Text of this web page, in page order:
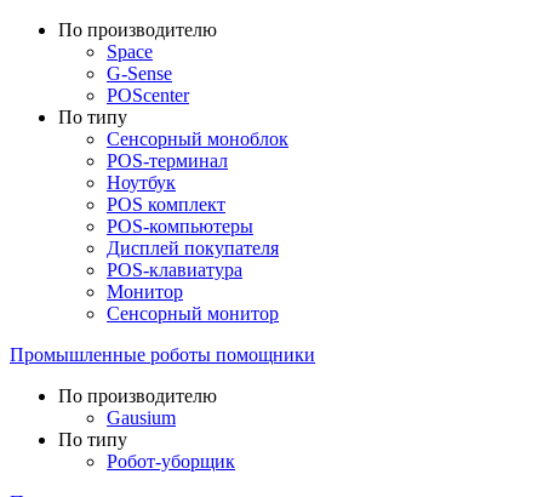
По производителю
Space
G-Sense
POScenter
По типу
Сенсорный моноблок
POS-терминал
Ноутбук
POS комплект
POS-компьютеры
Дисплей покупателя
POS-клавиатура
Монитор
Сенсорный монитор
Промышленные роботы помощники
По производителю
Gausium
По типу
Робот-уборщик